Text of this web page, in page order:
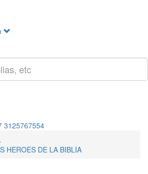
3125767554
HEROES DE LA BIBLIA